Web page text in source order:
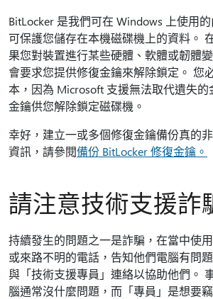
BitLocker 是我們可在 Windows 上使用
可保護您儲存在本機磁碟機上的資料。
果您對裝置進行某些硬體、軟體或韌體
會要求您提供修復金鑰來解除鎖定。 您
本，因為 Microsoft 支援無法取代遺失的
金鑰供您解除鎖定磁碟機。
幸好，建立一或多個修復金鑰備份真的
資訊，請參閱備份 BitLocker 修復金鑰。
請注意技術支援詐
持續發生的問題之一是詐騙，在當中使
或來路不明的電話，告知他們電腦有問
與「技術支援專員」連絡以協助他們。
腦通常沒什麼問題，而「專員」是想要